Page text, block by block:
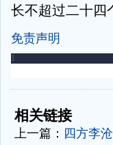
长不超过二十四
免责声明
-
相关链接
上一篇： 四方李